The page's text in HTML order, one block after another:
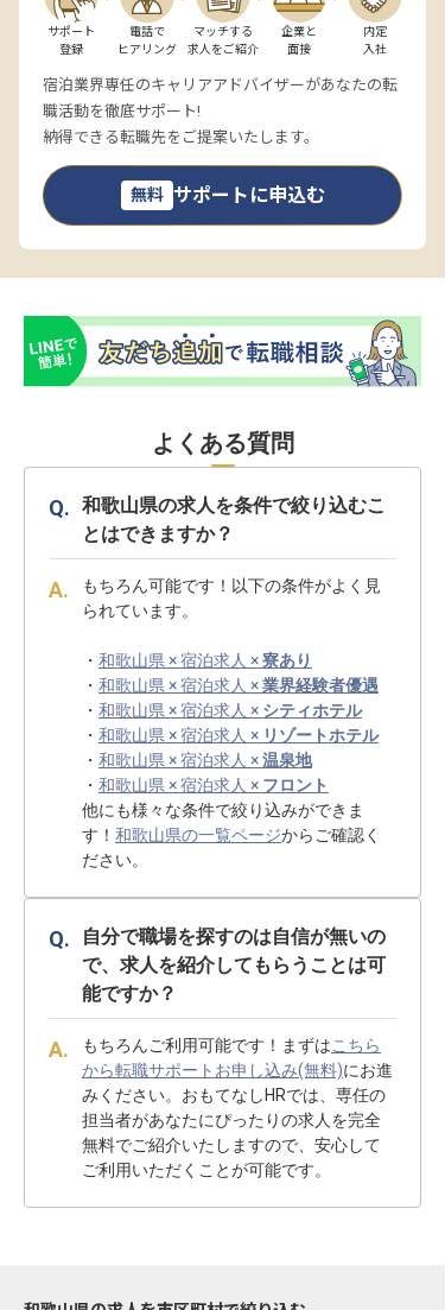
サポート
登録
電話で
ヒアリング
マッチする
求人をご紹介
企業と
面接
内定
入社
宿泊業界専任のキャリアアドバイザーがあなたの転
職活動を徹底サポート!
納得できる転職先をご提案いたします。
無料 サポートに申込む
よくある質問
和歌山県の求人を条件で絞り込むこ
とはできますか？
もちろん可能です！以下の条件がよく見
られています。
・ 和歌山県 × 宿泊求人 ×寮あり
・ 和歌山県 × 宿泊求人 ×業界経験者優遇
・ 和歌山県 × 宿泊求人 × シティホテル
・ 和歌山県 × 宿泊求人 × リゾートホテル
・ 和歌山県 × 宿泊求人 ×温泉地
・ 和歌山県 × 宿泊求人 × フロント
他にも様々な条件で絞り込みができま
す！ 和歌山県の一覧ページからご確認く
ださい。
自分で職場を探すのは自信が無いの
で、求人を紹介してもらうことは可
能ですか？
もちろんご利用可能です！まずはこちら
から転職サポートお申し込み(無料)にお進
みください。おもてなしHRでは、専任の
担当者があなたにぴったりの求人を完全
無料でご紹介いたしますので、安心して
ご利用いただくことが可能です。